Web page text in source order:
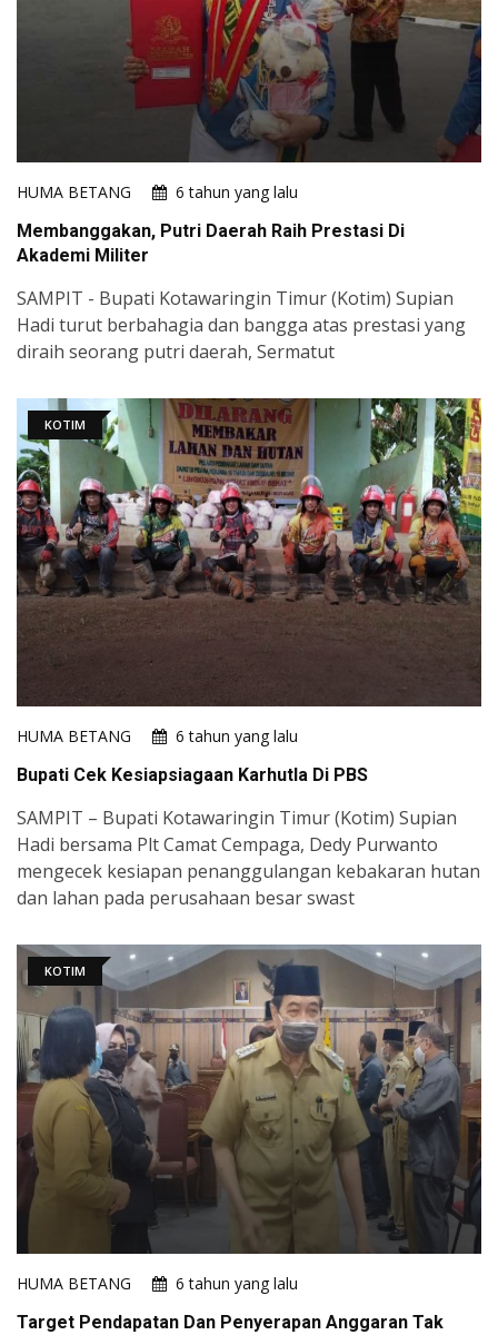
HUMA BETANG
6 tahun yang lalu
Membanggakan, Putri Daerah Raih Prestasi Di
Akademi Militer
SAMPIT - Bupati Kotawaringin Timur (Kotim) Supian
Hadi turut berbahagia dan bangga atas prestasi yang
diraih seorang putri daerah, Sermatut
KOTIM
HUMA BETANG
6 tahun yang lalu
Bupati Cek Kesiapsiagaan Karhutla Di PBS
SAMPIT – Bupati Kotawaringin Timur (Kotim) Supian
Hadi bersama Plt Camat Cempaga, Dedy Purwanto
mengecek kesiapan penanggulangan kebakaran hutan
dan lahan pada perusahaan besar swast
KOTIM
HUMA BETANG
6 tahun yang lalu
Target Pendapatan Dan Penyerapan Anggaran Tak